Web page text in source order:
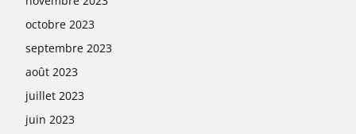
octobre 2023
septembre 2023
août 2023
juillet 2023
juin 2023